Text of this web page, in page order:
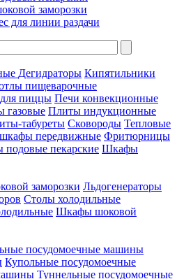
заморозки
для линии раздачи
Дегидраторы Кипятильники
пищеварочные
пиццы Печи конвекционные
газовые Плиты индукционные
табуреты Сковороды Тепловые
передвижные Фритюрницы
пекарские Шкафы
заморозки Льдогенераторы
Столы холодильные
Шкафы шоковой
посудомоечные машины
Купольные посудомоечные
Туннельные посудомоечные